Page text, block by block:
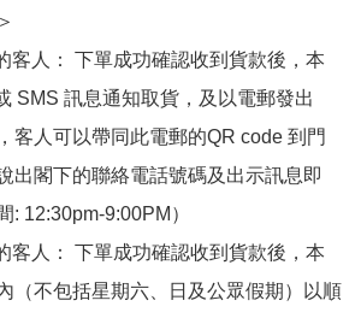
客人： 下單成功確認收到貨款後，本
SMS 訊息通知取貨，及以電郵發出
客人可以帶同此電郵的QR code 到門
出閣下的聯絡電話號碼及出示訊息即
: 12:30pm-9:00PM）
客人： 下單成功確認收到貨款後，本
（不包括星期六、日及公眾假期）以順